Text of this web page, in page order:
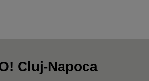
Cluj-Napoca